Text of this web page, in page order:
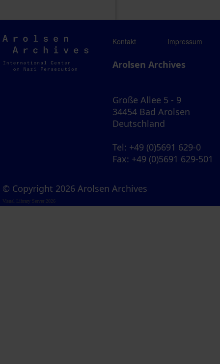
Arolsen
Archives
Kontakt Impressum
Arolsen Archives
Große Allee 5 - 9
34454 Bad Arolsen
Deutschland
Tel: +49 (0)5691 629-0
Fax: +49 (0)5691 629-501
© Copyright 2026 Arolsen Archives
Visual Library Server 2026